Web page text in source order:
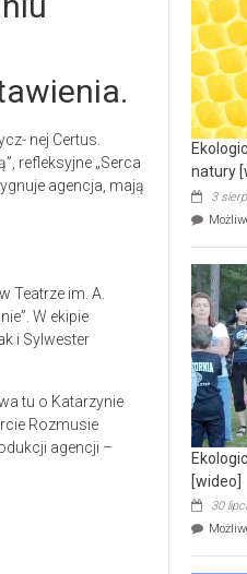
nej Certus.
refleksyjne „Serca
agencja, mają
Teatrze im. A.
W ekipie
i Sylwester
tu o Katarzynie
Rozmusie
agencji –
natury
3
[wideo]
30